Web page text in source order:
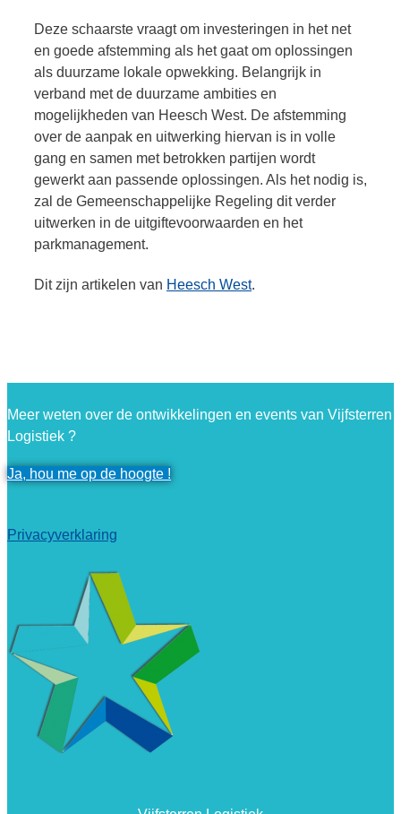
Deze schaarste vraagt om investeringen in het net
en goede afstemming als het gaat om oplossingen
als duurzame lokale opwekking. Belangrijk in
verband met de duurzame ambities en
mogelijkheden van Heesch West. De afstemming
over de aanpak en uitwerking hiervan is in volle
gang en samen met betrokken partijen wordt
gewerkt aan passende oplossingen. Als het nodig is,
zal de Gemeenschappelijke Regeling dit verder
uitwerken in de uitgiftevoorwaarden en het
parkmanagement.
Dit zijn artikelen van Heesch West.
Meer weten over de ontwikkelingen en events van Vijfsterren
Logistiek ?
Ja, hou me op de hoogte !
Privacyverklaring